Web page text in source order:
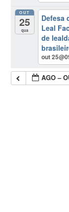
OUT
25
qua
Defesa
Leal
de
out
AGO –